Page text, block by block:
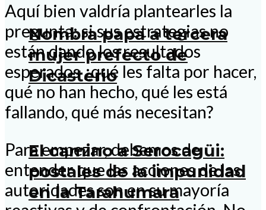
Nombra papa a tercera
mujer prefecto de
Dicasterio
El camino a Serocagüi:
postales de la impunidad
en la Tarahumara
Aquí bien valdría plantearles la
pregunta: si sus estrategias no
están dando los resultados
esperados ¿qué les falta por hacer,
qué no han hecho, qué les está
fallando, qué más necesitan?
Para empezar, debemos de
entender que las acciones de las
autoridades son en su mayoría